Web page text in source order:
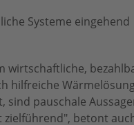
Systeme eingehend
wirtschaftliche,
hilfreiche
sind pauschale
zielführend", betont